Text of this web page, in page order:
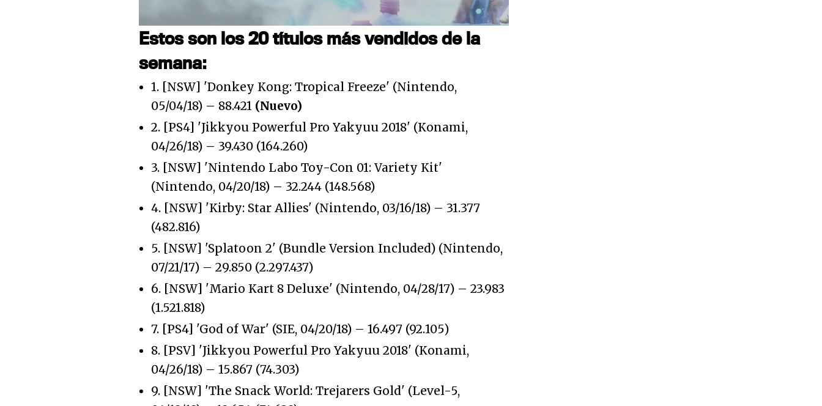
Estos son los 20 títulos más vendidos de la
semana:
1. [NSW] 'Donkey Kong: Tropical Freeze' (Nintendo,
05/04/18) – 88.421 (Nuevo)
2. [PS4] 'Jikkyou Powerful Pro Yakyuu 2018' (Konami,
04/26/18) – 39.430 (164.260)
3. [NSW] 'Nintendo Labo Toy-Con 01: Variety Kit'
(Nintendo, 04/20/18) – 32.244 (148.568)
4. [NSW] 'Kirby: Star Allies' (Nintendo, 03/16/18) – 31.377
(482.816)
5. [NSW] 'Splatoon 2' (Bundle Version Included) (Nintendo,
07/21/17) – 29.850 (2.297.437)
6. [NSW] 'Mario Kart 8 Deluxe' (Nintendo, 04/28/17) – 23.983
(1.521.818)
7. [PS4] 'God of War' (SIE, 04/20/18) – 16.497 (92.105)
8. [PSV] 'Jikkyou Powerful Pro Yakyuu 2018' (Konami,
04/26/18) – 15.867 (74.303)
9. [NSW] 'The Snack World: Trejarers Gold' (Level-5,